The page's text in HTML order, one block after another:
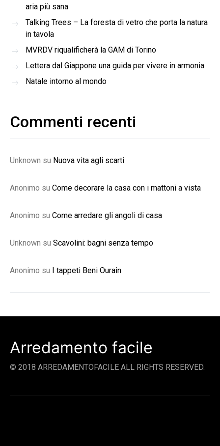
aria più sana
Talking Trees – La foresta di vetro che porta la natura
in tavola
MVRDV riqualificherà la GAM di Torino
Lettera dal Giappone una guida per vivere in armonia
Natale intorno al mondo
Commenti recenti
Unknown su Nuova vita agli scarti
Anonimo su Come decorare la casa con i mattoni a vista
Anonimo su Come arredare gli angoli di casa
Unknown su Scavolini: bagni senza tempo
Anonimo su I tappeti Beni Ourain
Arredamento facile
© 2018 ARREDAMENTOFACILE ALL RIGHTS RESERVED.